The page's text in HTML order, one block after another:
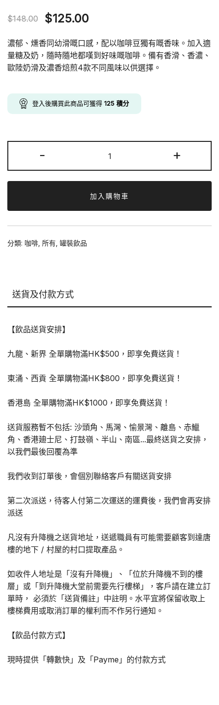
$148.00
Original
price
was:
$148.00.
$125.00
price
is:
$125.00.
濃郁、燻香同幼滑嘅口感，配以咖啡豆獨有嘅香味。加入適
量糖及奶，隨時隨地都嘆到好味嘅咖啡。備有香滑、香濃、
歐陸奶滑及濃香焙煎4款不同風味以供選擇。
登入後購買此商品可獲得 125 積分
-
巢
咖
啡
濃
香
量
+
加入購物車
分類: 咖啡 所有 罐裝飲品
送貨及付款方式
【飲品送貨安排】
九龍、新界 全單購物滿HK$500，即享免費送貨！
東涌、西貢 全單購物滿HK$800，即享免費送貨！
香港島 全單購物滿HK$1000，即享免費送貨！
送貨服務暫不包括: 沙頭角、馬灣、愉景灣、離島、赤鱲
角、香港廸士尼、打鼓嶺、半山、南區...最終送貨之安排，
以我們最後回覆為準
我們收到訂單後，會個別聯絡客戶有關送貨安排
第二次派送，待客人付第二次運送的運費後，我們會再安排
派送
凡沒有升降機之送貨地址，送遞職員有可能需要顧客到達唐
樓的地下 / 村屋的村口提取產品。
如收件人地址是「沒有升降機」、「位於升降機不到的樓
層」或「到升降機大堂前需要先行樓梯」，客戶請在建立訂
單時， 必須於「送貨備註」中註明。水平宜將保留收取上
樓梯費用或取消訂單的權利而不作另行通知。
【飲品付款方式】
現時提供「轉數快」及「Payme」的付款方式